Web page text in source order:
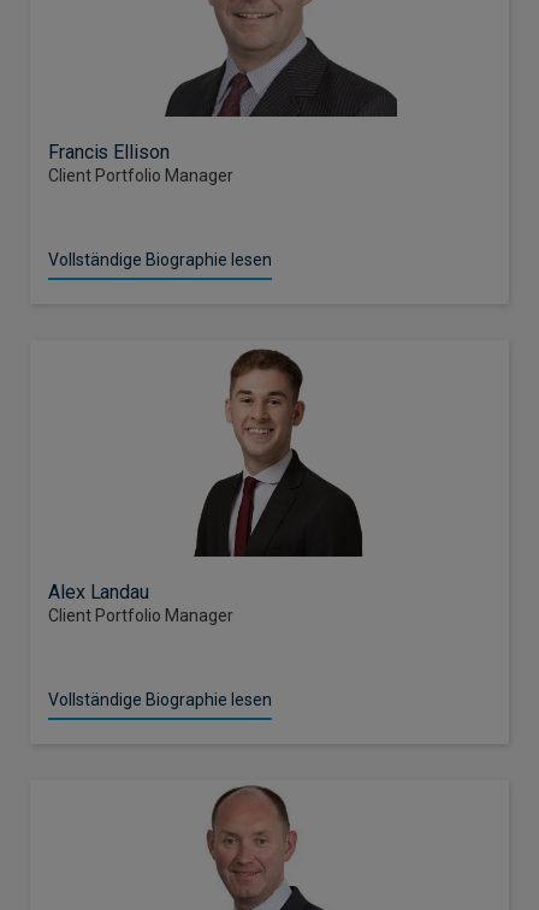
Francis Ellison
Client Portfolio Manager
Vollständige Biographie lesen
Alex Landau
Client Portfolio Manager
Vollständige Biographie lesen